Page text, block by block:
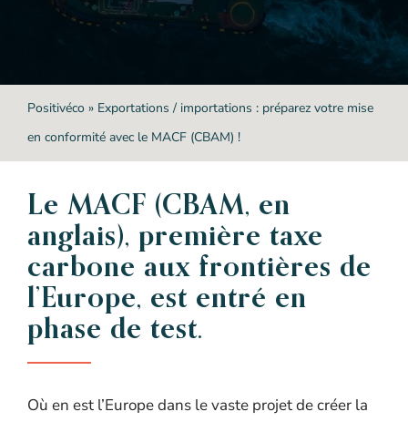
Positivéco» Exportations / importations : préparez votre mise
en conformité avec le MACF (CBAM) !
Le MACF (CBAM, en
anglais), première taxe
carbone aux frontières de
l’Europe, est entré en
phase de test.
Où en est l’Europe dans le vaste projet de créer la